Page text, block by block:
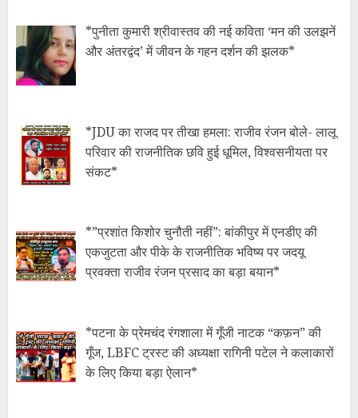
*पुनीता कुमारी श्रीवास्तव की नई कविता ‘मन की उलझनें
और अंतरद्वंद’ में जीवन के गहन दर्शन की झलक*
*JDU का राजद पर तीखा हमला: राजीव रंजन बोले- लालू
परिवार की राजनीतिक छवि हुई धूमिल, विश्वसनीयता पर
संकट*
*​”प्रशांत किशोर चुनौती नहीं”: बांकीपुर में एनडीए की
एकजुटता और पीके के राजनीतिक भविष्य पर जदयू
प्रवक्ता राजीव रंजन प्रसाद का बड़ा बयान*
*​पटना के प्रेमचंद रंगशाला में गूँजी नाटक “कफ़न” की
गूँज, LBFC ट्रस्ट की अध्यक्षा रागिनी पटेल ने कलाकारों
के लिए किया बड़ा ऐलान*